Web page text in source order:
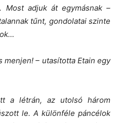
Most adjuk át egymásnak –
tűnt, gondolatai szinte
menjen! – utasította Etain egy
a létrán, az utolsó három
le. A különféle páncélok